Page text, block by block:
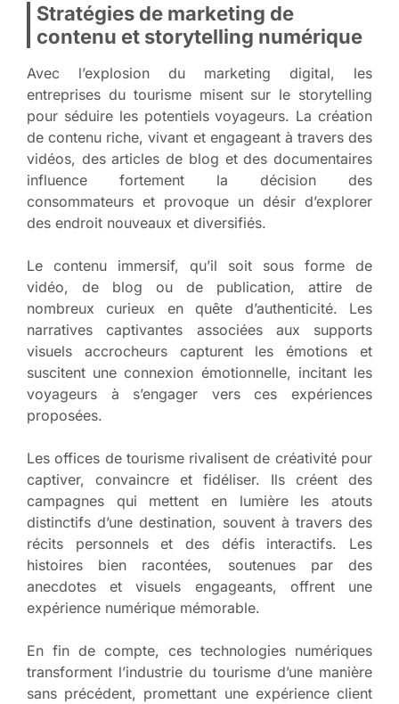
Stratégies de marketing de
contenu et storytelling numérique
Avec l’explosion du marketing digital, les
entreprises du tourisme misent sur le storytelling
pour séduire les potentiels voyageurs. La création
de contenu riche, vivant et engageant à travers des
vidéos, des articles de blog et des documentaires
influence fortement la décision des
consommateurs et provoque un désir d’explorer
des endroit nouveaux et diversifiés.
Le contenu immersif, qu’il soit sous forme de
vidéo, de blog ou de publication, attire de
nombreux curieux en quête d’authenticité. Les
narratives captivantes associées aux supports
visuels accrocheurs capturent les émotions et
suscitent une connexion émotionnelle, incitant les
voyageurs à s’engager vers ces expériences
proposées.
Les offices de tourisme rivalisent de créativité pour
captiver, convaincre et fidéliser. Ils créent des
campagnes qui mettent en lumière les atouts
distinctifs d’une destination, souvent à travers des
récits personnels et des défis interactifs. Les
histoires bien racontées, soutenues par des
anecdotes et visuels engageants, offrent une
expérience numérique mémorable.
En fin de compte, ces technologies numériques
transforment l’industrie du tourisme d’une manière
sans précédent, promettant une expérience client